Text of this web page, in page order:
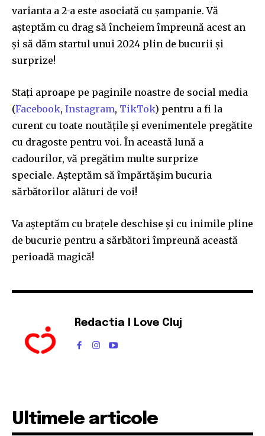
varianta a 2-a este asociată cu șampanie. Vă
așteptăm cu drag să încheiem împreună acest an
și să dăm startul unui 2024 plin de bucurii și
surprize!
Stați aproape pe paginile noastre de social media
(Facebook, Instagram, TikTok) pentru a fi la
curent cu toate noutățile și evenimentele pregătite
cu dragoste pentru voi. În această lună a
cadourilor, vă pregătim multe surprize
speciale. Așteptăm să împărtășim bucuria
sărbătorilor alături de voi!
Va așteptăm cu brațele deschise și cu inimile pline
de bucurie pentru a sărbători împreună această
perioadă magică!
Redactia I Love Cluj
Ultimele articole